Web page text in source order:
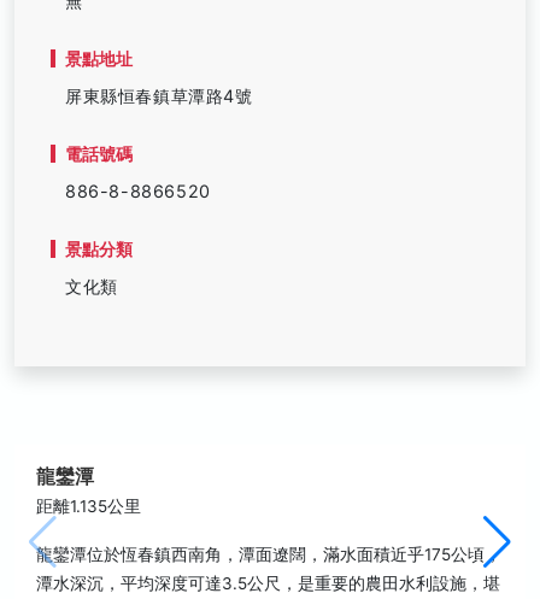
景點地址
屏東縣恒春鎮草潭路4號
電話號碼
886-8-8866520
景點分類
文化類
龍鑾潭
距離1.135公里
龍鑾潭位於恆春鎮西南角，潭面遼闊，滿水面積近乎175公頃，
潭水深沉，平均深度可達3.5公尺，是重要的農田水利設施，堪